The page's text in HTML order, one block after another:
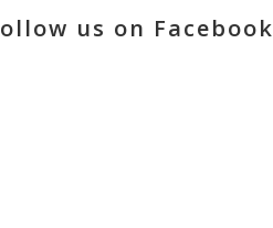
us on Facebook